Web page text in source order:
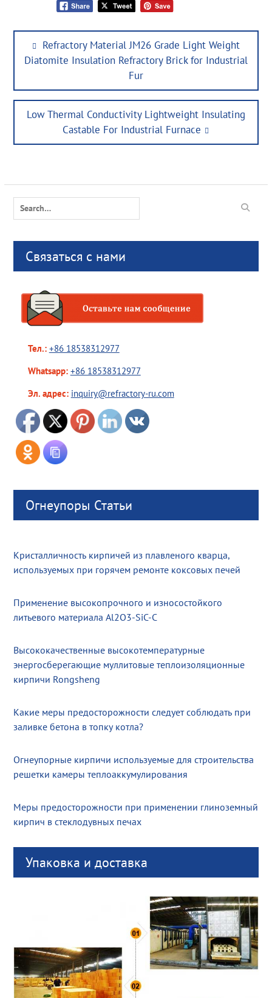
Post
navigation
Previous
post:
Refractory Material JM26 Grade Light Weight
Diatomite Insulation Refractory Brick for Industrial
Fur
Next
Low Thermal Conductivity Lightweight Insulating
Castable For Industrial Furnace
Search
Связаться с нами
Тел.: +86 18538312977
Whatsapp: +86 18538312977
Эл. адрес: inquiry@refractory-ru.com
Огнеупоры Статьи
Кристалличность кирпичей из плавленого кварца,
используемых при горячем ремонте коксовых печей
Применение высокопрочного и износостойкого
литьевого материала Al2O3-SiC-C
Высококачественные высокотемпературные
энергосберегающие муллитовые теплоизоляционные
кирпичи Rongsheng
Какие меры предосторожности следует соблюдать при
заливке бетона в топку котла?
Огнеупорные кирпичи используемые для строительства
решетки камеры теплоаккумулирования
Меры предосторожности при применении глиноземный
кирпич в стеклодувных печах
Упаковка и доставка